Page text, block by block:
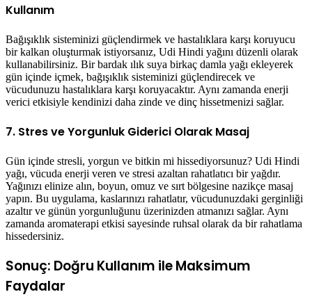
Kullanım
Bağışıklık sisteminizi güçlendirmek ve hastalıklara karşı koruyucu
bir kalkan oluşturmak istiyorsanız, Udi Hindi yağını düzenli olarak
kullanabilirsiniz. Bir bardak ılık suya birkaç damla yağı ekleyerek
gün içinde içmek, bağışıklık sisteminizi güçlendirecek ve
vücudunuzu hastalıklara karşı koruyacaktır. Aynı zamanda enerji
verici etkisiyle kendinizi daha zinde ve dinç hissetmenizi sağlar.
7. Stres ve Yorgunluk Giderici Olarak Masaj
Gün içinde stresli, yorgun ve bitkin mi hissediyorsunuz? Udi Hindi
yağı, vücuda enerji veren ve stresi azaltan rahatlatıcı bir yağdır.
Yağınızı elinize alın, boyun, omuz ve sırt bölgesine nazikçe masaj
yapın. Bu uygulama, kaslarınızı rahatlatır, vücudunuzdaki gerginliği
azaltır ve günün yorgunluğunu üzerinizden atmanızı sağlar. Aynı
zamanda aromaterapi etkisi sayesinde ruhsal olarak da bir rahatlama
hissedersiniz.
Sonuç: Doğru Kullanım ile Maksimum
Faydalar